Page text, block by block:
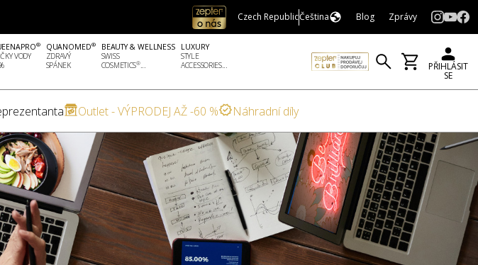
Czech RepublicČeština Blog Zprávy
®
VODY
QUANOMED®
ZDRAVÝ
SPÁNEK
BEAUTY & WELLNESS
SWISS
COSMETICS®...
LUXURY
STYLE
ACCESSORIES...
PŘIHLÁSIT
SE
Outlet - VÝPRODEJ AŽ -60 % Náhradní díly